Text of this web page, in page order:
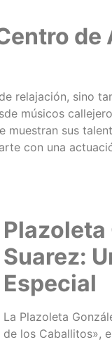
relajación, sino
músicos
muestran sus
con una
Plazoleta
Suarez:
Especial
La Plazoleta
de los Caballitos»,